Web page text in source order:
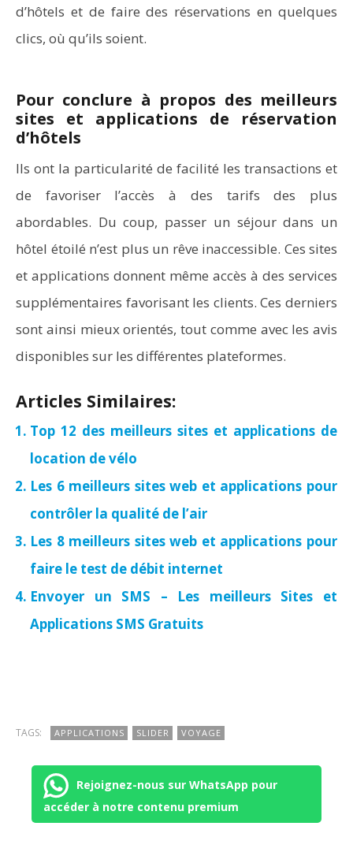
d’hôtels et de faire des réservations en quelques
clics, où qu’ils soient.
Pour conclure à propos des meilleurs
sites et applications de réservation
d’hôtels
Ils ont la particularité de facilité les transactions et
de favoriser l’accès à des tarifs des plus
abordables. Du coup, passer un séjour dans un
hôtel étoilé n’est plus un rêve inaccessible. Ces sites
et applications donnent même accès à des services
supplémentaires favorisant les clients. Ces derniers
sont ainsi mieux orientés, tout comme avec les avis
disponibles sur les différentes plateformes.
Articles Similaires:
Top 12 des meilleurs sites et applications de
location de vélo
Les 6 meilleurs sites web et applications pour
contrôler la qualité de l’air
Les 8 meilleurs sites web et applications pour
faire le test de débit internet
Envoyer un SMS – Les meilleurs Sites et
Applications SMS Gratuits
TAGS: APPLICATIONS SLIDER VOYAGE
Rejoignez-nous sur WhatsApp pour
accéder à notre contenu premium